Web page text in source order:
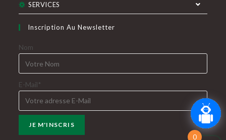
SERVICES
Inscription Au Newsletter
Nom
E-Mail*
0